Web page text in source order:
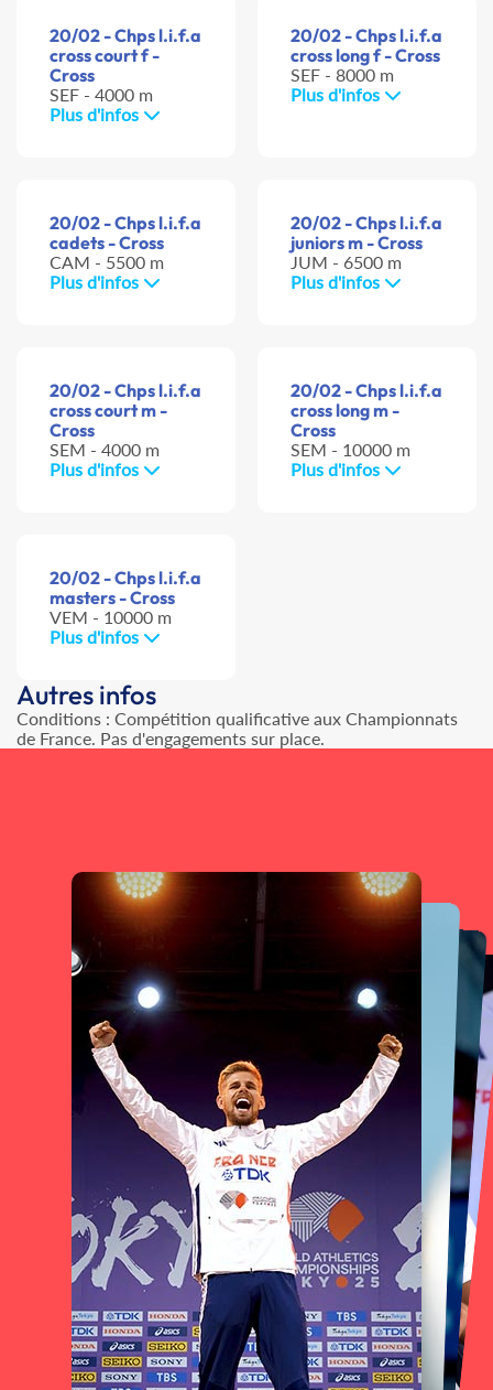
20/02 - Chps l.i.f.a
cross court f -
Cross
SEF - 4000 m
Plus d'infos
20/02 - Chps l.i.f.a
cross long f - Cross
SEF - 8000 m
Plus d'infos
20/02 - Chps l.i.f.a
cadets - Cross
CAM - 5500 m
Plus d'infos
20/02 - Chps l.i.f.a
juniors m - Cross
JUM - 6500 m
Plus d'infos
20/02 - Chps l.i.f.a
cross court m -
Cross
SEM - 4000 m
Plus d'infos
20/02 - Chps l.i.f.a
cross long m -
Cross
SEM - 10000 m
Plus d'infos
20/02 - Chps l.i.f.a
masters - Cross
VEM - 10000 m
Plus d'infos
Autres infos
Conditions : Compétition qualificative aux Championnats
de France. Pas d'engagements sur place.